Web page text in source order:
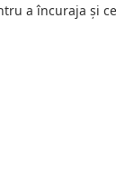
a încuraja și